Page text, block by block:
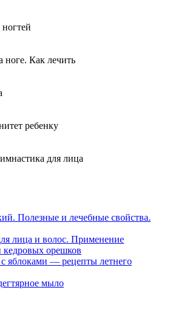
ноге. Как лечить
ребенку
для лица
Полезные и лечебные свойства.
лица и волос. Применение
кедровых орешков
яблоками — рецепты летнего
мыло